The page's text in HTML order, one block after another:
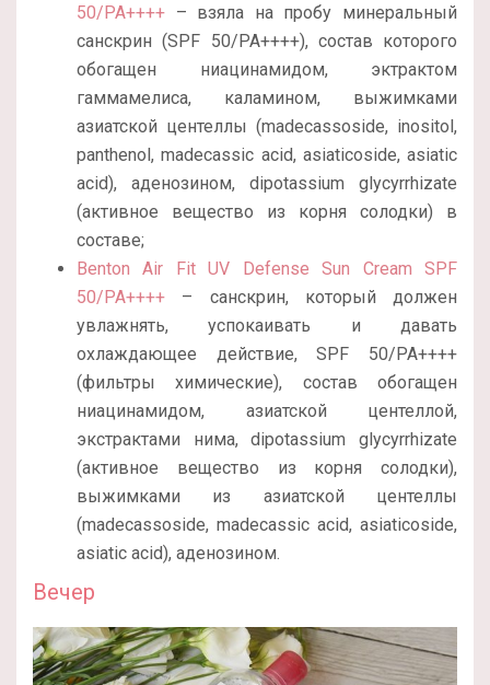
50/PA++++ – взяла на пробу минеральный
санскрин (SPF 50/PA++++), состав которого
обогащен ниацинамидом, эктрактом
гаммамелиса, каламином, выжимками
азиатской центеллы (madecassoside, inositol,
panthenol, madecassic acid, asiaticoside, asiatic
acid), аденозином, dipotassium glycyrrhizate
(активное вещество из корня солодки) в
составе;
Benton Air Fit UV Defense Sun Cream SPF
50/PA++++ – санскрин, который должен
увлажнять, успокаивать и давать
охлаждающее действие, SPF 50/PA++++
(фильтры химические), состав обогащен
ниацинамидом, азиатской центеллой,
экстрактами нима, dipotassium glycyrrhizate
(активное вещество из корня солодки),
выжимками из азиатской центеллы
(madecassoside, madecassic acid, asiaticoside,
asiatic acid), аденозином.
Вечер